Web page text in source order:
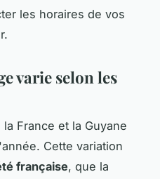
les horaires de vos
varie selon les
France et la Guyane
Cette variation
française, que la